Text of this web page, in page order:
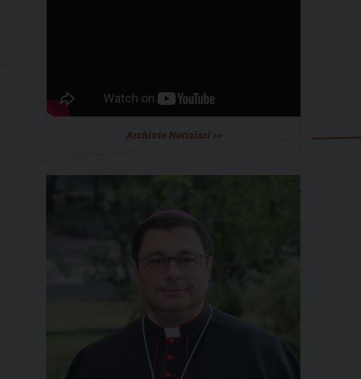
Archivio Notiziari >>